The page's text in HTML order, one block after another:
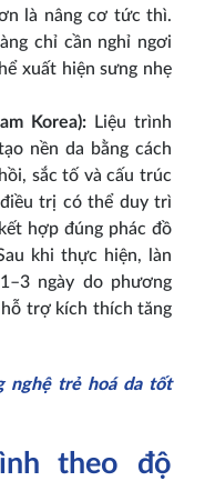
là nâng cơ tức thì.
chỉ cần nghỉ ngơi
xuất hiện sưng nhẹ
Korea): Liệu trình
nền da bằng cách
sắc tố và cấu trúc
trị có thể duy trì
hợp đúng phác đồ
khi thực hiện, làn
ngày do phương
hỗ trợ kích thích tăng
nghệ trẻ hoá da tốt
theo độ